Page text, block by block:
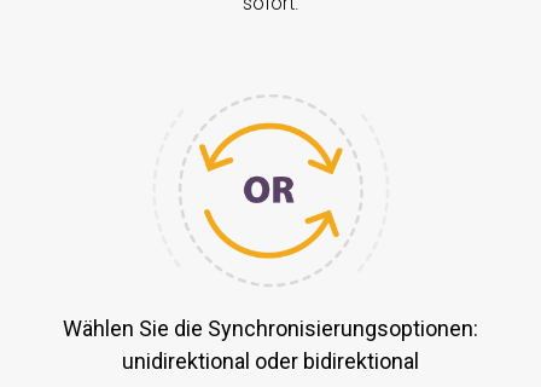
Wählen Sie die Synchronisierungsoptionen:
unidirektional oder bidirektional